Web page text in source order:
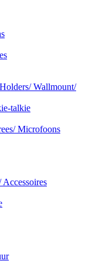
Wallmount/
talkie
Microfoons
Accessoires